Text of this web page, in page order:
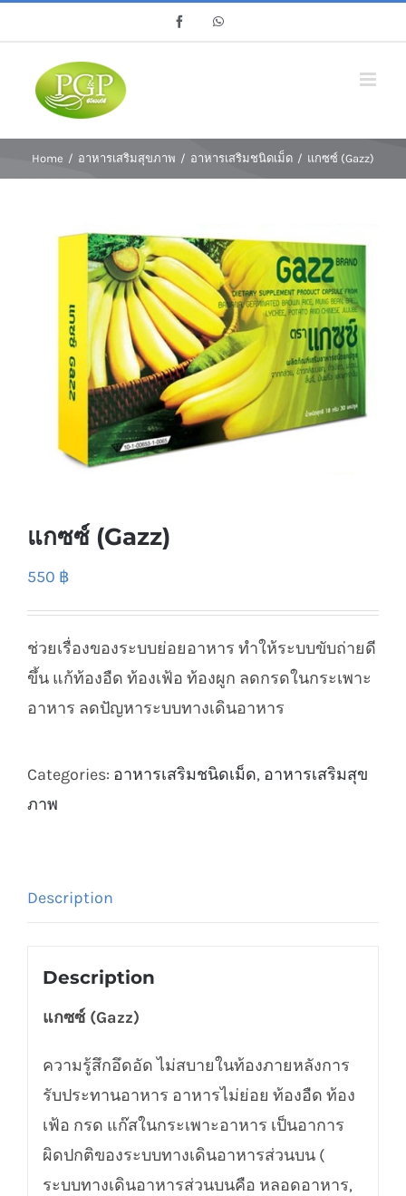
content
FacebookWhatsapp
Home / อาหารเสริมสุขภาพ / อาหารเสริมชนิดเม็ด / แกซซ์ (Gazz)
แกซซ์ (Gazz)
550 ฿
ช่วยเรื่องของระบบย่อยอาหาร ทำให้ระบบขับถ่ายดี
ขึ้น แก้ท้องอืด ท้องเฟ้อ ท้องผูก ลดกรดในกระเพาะ
อาหาร ลดปัญหาระบบทางเดินอาหาร
Categories: อาหารเสริมชนิดเม็ด, อาหารเสริมสุข
ภาพ
Description
Description
แกซซ์ (Gazz)
ความรู้สึกอึดอัด ไม่สบายในท้องภายหลังการ
รับประทานอาหาร อาหารไม่ย่อย ท้องอืด ท้อง
เฟ้อ กรด แก๊สในกระเพาะอาหาร เป็นอาการ
ผิดปกติของระบบทางเดินอาหารส่วนบน (
ระบบทางเดินอาหารส่วนบนคือ หลอดอาหาร,